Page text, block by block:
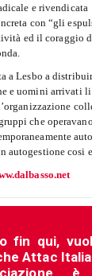
e
con “gli
ed il coraggio
a Lesbo a
e uomini arrivati li
che
autogestione cosi
fin qui,
Attac